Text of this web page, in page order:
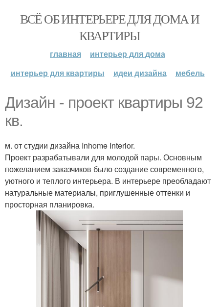
ВСЁ ОБ ИНТЕРЬЕРЕ ДЛЯ ДОМА И
КВАРТИРЫ
главная
интерьер для дома
интерьер для квартиры
идеи дизайна мебель
Дизайн - проект квартиры 92
кв.
м. от студии дизайна Inhome Interior.
Проект разрабатывали для молодой пары. Основным
пожеланием заказчиков было создание современного,
уютного и теплого интерьера. В интерьере преобладают
натуральные материалы, приглушенные оттенки и
просторная планировка.